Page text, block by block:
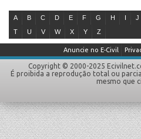
A B C D E F G H J
T
U V W X Y Z
Anuncie no E-Civil
Copyright © 2000-2025
É proibida a reprodução total ou
mesmo que